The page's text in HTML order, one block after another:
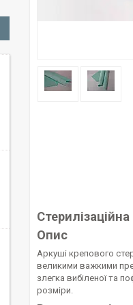
Опис
Аркуші крепового
великими важкими
злегка вибіленої та
розміри.